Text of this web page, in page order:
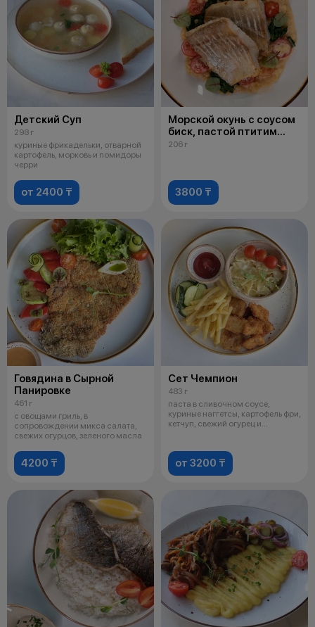
Детский Суп
298 г
куриные фрикадельки, отварной
картофель, морковь и помидоры
черри
от 2400 ₸
Морской окунь с соусом
биск, пастой птитим
и шпинатом
206 г
3800 ₸
Говядина в Сырной
Панировке
461 г
с овощами гриль, в
сопровождении микса салата,
свежих огурцов, зеленого масла
4200 ₸
Сет Чемпион
483 г
паста в сливочном соусе,
куриные наггетсы, картофель фри,
кетчуп, свежий огурец и
от 3200 ₸